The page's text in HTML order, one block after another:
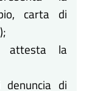
carta di
attesta la
denuncia di